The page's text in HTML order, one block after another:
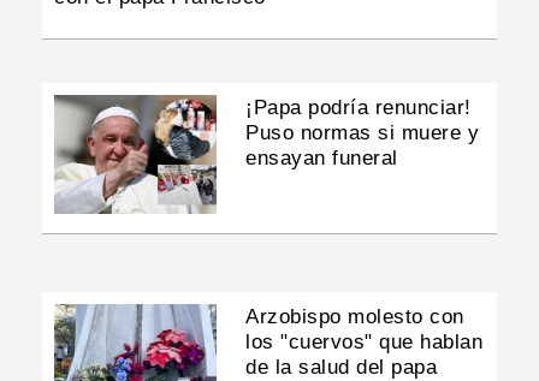
¡Papa podría renunciar!
Puso normas si muere y
ensayan funeral
Arzobispo molesto con
los "cuervos" que hablan
de la salud del papa